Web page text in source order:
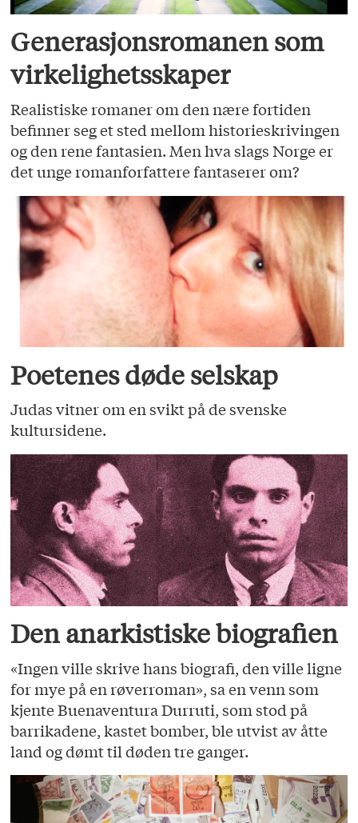
Generasjonsromanen som
virkelighetsskaper
Realistiske romaner om den nære fortiden
befinner seg et sted mellom historieskrivingen
og den rene fantasien. Men hva slags Norge er
det unge romanforfattere fantaserer om?
Poetenes døde selskap
Judas vitner om en svikt på de svenske
kultursidene.
Den anarkistiske biografien
«Ingen ville skrive hans biografi, den ville ligne
for mye på en røverroman», sa en venn som
kjente Buenaventura Durruti, som stod på
barrikadene, kastet bomber, ble utvist av åtte
land og dømt til døden tre ganger.